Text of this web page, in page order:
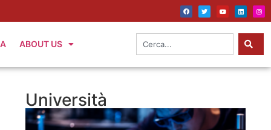
ABOUT US
Università